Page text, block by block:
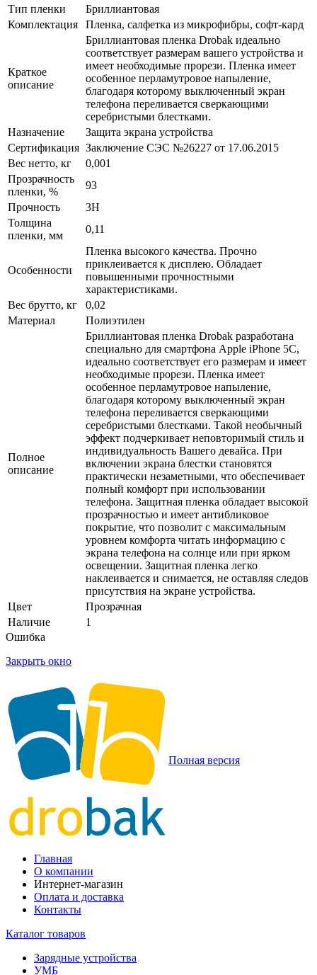
Тип пленки
Бриллиантовая
Комплектация
Пленка, салфетка из микрофибры, софт-кард
Краткое
описание
Бриллиантовая пленка Drobak идеально
соответствует размерам вашего устройства и
имеет необходимые прорези. Пленка имеет
особенное перламутровое напыление,
благодаря которому выключенный экран
телефона переливается сверкающими
серебристыми блестками.
Назначение
Защита экрана устройства
Сертификация Заключение СЭС №26227 от 17.06.2015
Вес нетто, кг
0,001
Прозрачность
пленки, %
93
Прочность
3H
Толщина
пленки, мм
0,11
Особенности
Пленка высокого качества. Прочно
приклеивается к дисплею. Обладает
повышенными прочностными
характеристиками.
Вес брутто, кг
0,02
Материал
Полиэтилен
Полное
описание
Бриллиантовая пленка Drobak разработана
специально для смартфона Apple iPhone 5C,
идеально соответствует его размерам и имеет
необходимые прорези. Пленка имеет
особенное перламутровое напыление,
благодаря которому выключенный экран
телефона переливается сверкающими
серебристыми блестками. Такой необычный
эффект подчеркивает неповторимый стиль и
индивидуальность Вашего девайса. При
включении экрана блестки становятся
практически незаметными, что обеспечивает
полный комфорт при использовании
телефона. Защитная пленка обладает высокой
прозрачностью и имеет антибликовое
покрытие, что позволит с максимальным
уровнем комфорта читать информацию с
экрана телефона на солнце или при ярком
освещении. Защитная пленка легко
наклеивается и снимается, не оставляя следов
присутствия на экране устройства.
Цвет
Прозрачная
Наличие
1
Ошибка
Закрыть окно
Полная версия
Главная
О компании
Интернет-магазин
Оплата и доставка
Контакты
Каталог товаров
Зарядные устройства
УМБ